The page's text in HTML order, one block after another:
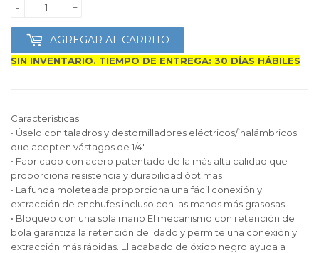
+
-
AGREGAR AL CARRITO
SIN INVENTARIO. TIEMPO DE ENTREGA: 30 DÍAS HÁBILES
Características
• Úselo con taladros y destornilladores eléctricos/inalámbricos
que acepten vástagos de 1/4"
• Fabricado con acero patentado de la más alta calidad que
proporciona resistencia y durabilidad óptimas
• La funda moleteada proporciona una fácil conexión y
extracción de enchufes incluso con las manos más grasosas
• Bloqueo con una sola mano El mecanismo con retención de
bola garantiza la retención del dado y permite una conexión y
extracción más rápidas. El acabado de óxido negro ayuda a